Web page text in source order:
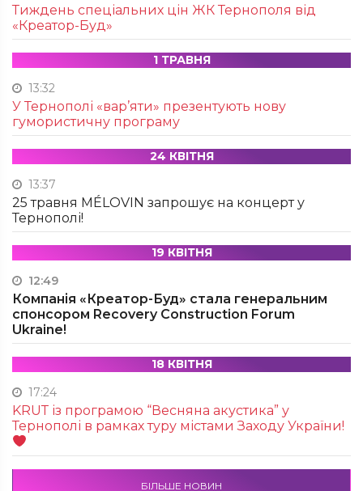
Тиждень спеціальних цін ЖК Тернополя від
«Креатор-Буд»
1 ТРАВНЯ
13:32
У Тернополі «вар’яти» презентують нову
гумористичну програму
24 КВІТНЯ
13:37
25 травня MÉLOVIN запрошує на концерт у
Тернополі!
19 КВІТНЯ
12:49
Компанія «Креатор-Буд» стала генеральним
спонсором Recovery Construction Forum
Ukraine!
18 КВІТНЯ
17:24
KRUТ із програмою “Весняна акустика” у
Тернополі в рамках туру містами Заходу України!
БІЛЬШЕ НОВИН